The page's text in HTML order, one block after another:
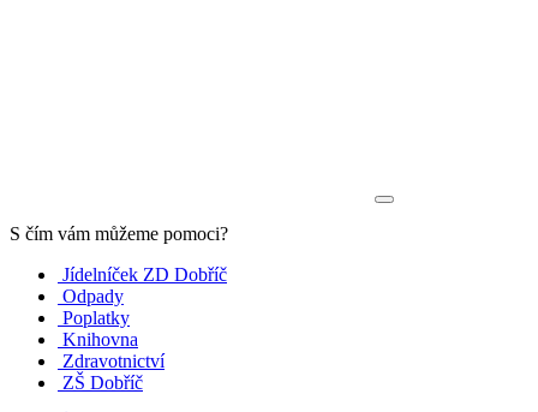
S čím vám můžeme pomoci?
Jídelníček ZD Dobříč
Odpady
Poplatky
Knihovna
Zdravotnictví
ZŠ Dobříč